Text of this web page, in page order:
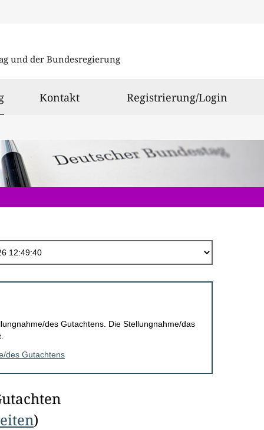
und der Bundesregierung
ausgewählt
Kontakt Registrierung/Login
des Gutachtens. Die Stellungnahme/das
des Gutachtens
)